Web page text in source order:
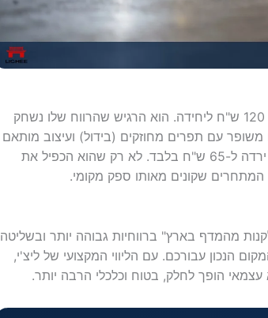
בעל חנות למוצרי קמפינג נהג לרכוש אוהלים משווק מקומי בישראל במחיר של 120 ש"ח ליחידה. הוא הרגיש שהרווח שלו נשחק
עם תפרים מחוזקים (בידול) ועיצוב מותאם
אישית. לאחר חישוב כל עלויות הלוגיסטיקה, המכס והשילוח, עלות היחידה שלו ירדה ל-65 ש"ח בלבד. לא רק שהוא הכפיל את
המתחרים שקונים מאותו ספק מקומי.
מהמדף בארץ" ברווחיות גבוהה יותר ובשליטה
הנכון עבורכם. עם הליווי המקצועי של ליצ'י,
הופך לחלק, בטוח וכלכלי הרבה יותר.